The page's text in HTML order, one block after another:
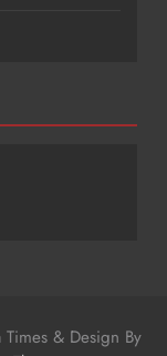
& Design By